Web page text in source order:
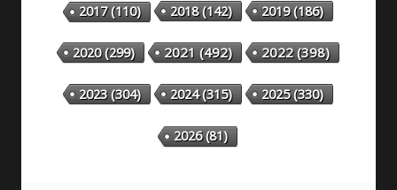
2017(110) 2018(142) 2019(186)
2020(299) 2021 (492) 2022(398)
2023(304) 2024(315) 2025(330)
2026(81)